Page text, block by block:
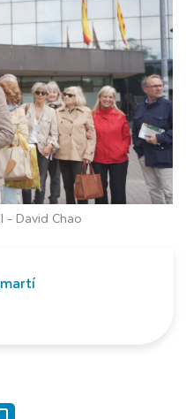
- David Chao